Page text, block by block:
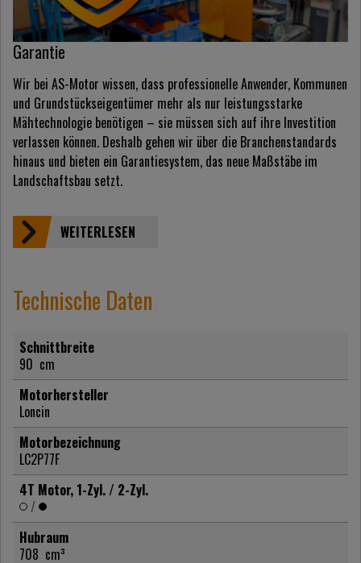
Garantie
Wir bei AS-Motor wissen, dass professionelle Anwender, Kommunen
und Grundstückseigentümer mehr als nur leistungsstarke
Mähtechnologie benötigen – sie müssen sich auf ihre Investition
verlassen können. Deshalb gehen wir über die Branchenstandards
hinaus und bieten ein Garantiesystem, das neue Maßstäbe im
Landschaftsbau setzt.
WEITERLESEN
Technische Daten
Schnittbreite
90 cm
Motorhersteller
Loncin
Motorbezeichnung
LC2P77F
4T Motor, 1-Zyl. / 2-Zyl.
/
Hubraum
708 cm³